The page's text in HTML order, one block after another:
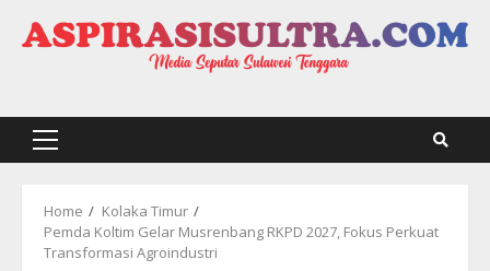
Primary
Home
Kolaka Timur
Pemda Koltim Gelar Musrenbang RKPD 2027, Fokus Perkuat
Transformasi Agroindustri